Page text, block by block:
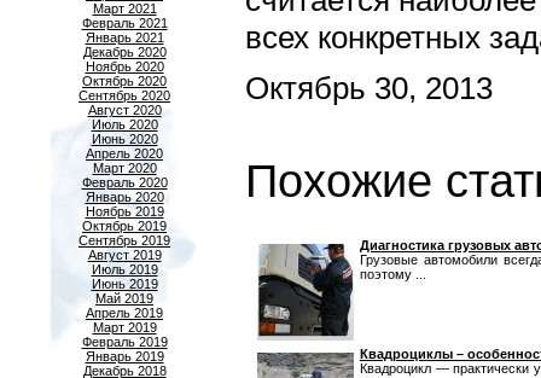
Март 2021
Февраль 2021
Январь 2021
Декабрь 2020
Ноябрь 2020
Октябрь 2020
Сентябрь 2020
Август 2020
Июль 2020
Июнь 2020
Апрель 2020
Март 2020
Февраль 2020
Январь 2020
Ноябрь 2019
Октябрь 2019
Сентябрь 2019
Август 2019
Июль 2019
Июнь 2019
Май 2019
Апрель 2019
Март 2019
Февраль 2019
Январь 2019
Декабрь 2018
всех конкретных
Октябрь 30, 2013
Похожие
Диагностика грузовых
Грузовые автомобили
поэтому ...
Квадроциклы –
Квадроцикл — практически